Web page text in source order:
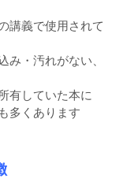
講義で使用されて
み・汚れがない、
有していた本に
多くあります